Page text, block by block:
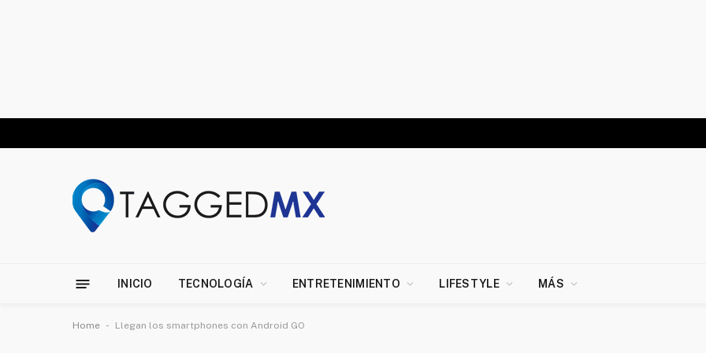
INICIO TECNOLOGÍA ENTRETENIMIENTO LIFESTYLE MÁS
Home - Llegan los smartphones con Android GO